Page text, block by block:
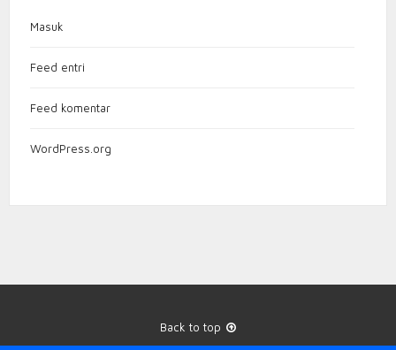
Masuk
Feed entri
Feed komentar
WordPress.org
Back to top